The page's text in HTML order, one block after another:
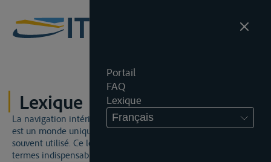
Portail
FAQ
Lexique
Français
Lexique
La navigation intérieure et du droit de la navigation intérieure
est un monde unique. Cela signifie qu'un jargon spécifique est
souvent utilisé. Ce lexique vous aidera à maîtriser certains
termes indispensables.